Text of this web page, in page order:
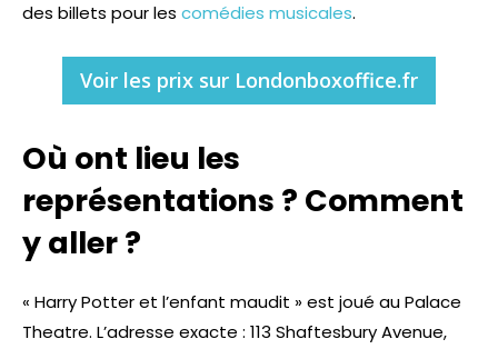
des billets pour les comédies musicales.
Voir les prix sur Londonboxoffice.fr
Où ont lieu les
représentations ? Comment
y aller ?
« Harry Potter et l’enfant maudit » est joué au Palace
Theatre. L’adresse exacte : 113 Shaftesbury Avenue,